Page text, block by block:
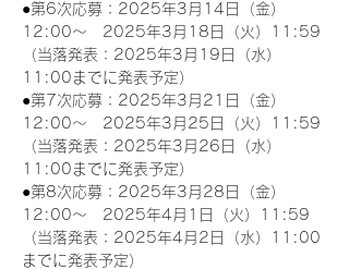
●第6次応募：2025年3月14日（金）
12:00～　2025年3月18日（火）11:59
（当落発表：2025年3月19日（水）
11:00までに発表予定）
●第7次応募：2025年3月21日（金）
12:00～　2025年3月25日（火）11:59
（当落発表：2025年3月26日（水）
11:00までに発表予定）
●第8次応募：2025年3月28日（金）
12:00～　2025年4月1日（火）11:59
（当落発表：2025年4月2日（水）11:00
までに発表予定）